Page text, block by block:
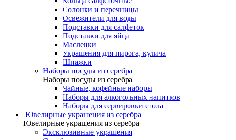
Солонки и перечницы
Освежители для воды
Подставки для салфеток
Подставки для яйца
Масленки
Украшения для пирога, кулича
Шпажки
Наборы посуды из серебра
Наборы посуды из серебра
Чайные, кофейные наборы
Наборы для алкогольных напитков
Наборы для сервировки стола
Ювелирные украшения из серебра
Ювелирные украшения из серебра
Эксклюзивные украшения